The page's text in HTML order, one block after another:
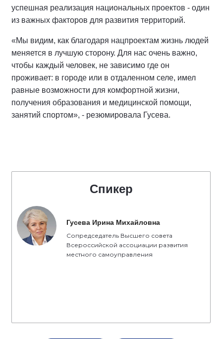
успешная реализация национальных проектов - один
из важных факторов для развития территорий.
«Мы видим, как благодаря нацпроектам жизнь людей
меняется в лучшую сторону. Для нас очень важно,
чтобы каждый человек, не зависимо где он
проживает: в городе или в отдаленном селе, имел
равные возможности для комфортной жизни,
получения образования и медицинской помощи,
занятий спортом», - резюмировала Гусева.
Спикер
Гусева Ирина Михайловна
Сопредседатель Высшего совета
Всероссийской ассоциации развития
местного самоуправления